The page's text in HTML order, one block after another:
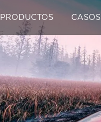
PRODUCTOS CASOS